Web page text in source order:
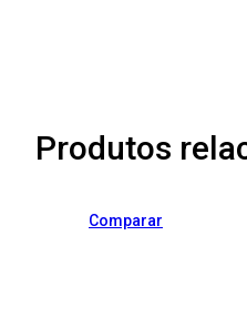
Produtos
Comparar